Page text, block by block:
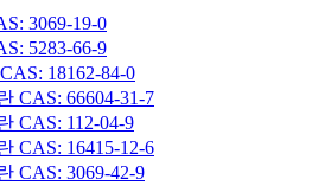
3069-19-0
5283-66-9
18162-84-0
CAS: 66604-31-7
CAS: 112-04-9
CAS: 16415-12-6
CAS: 3069-42-9